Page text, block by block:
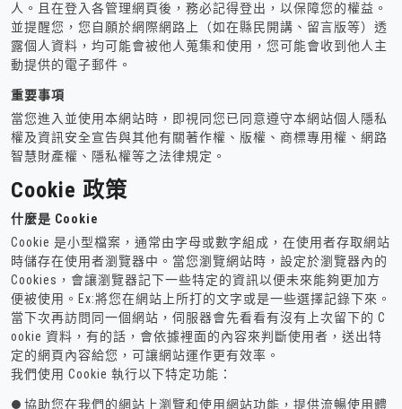
人。且在登入各管理網頁後，務必記得登出，以保障您的權益。
並提醒您，您自願於網際網路上（如在縣民開講、留言版等）透
露個人資料，均可能會被他人蒐集和使用，您可能會收到他人主
動提供的電子郵件。
重要事項
當您進入並使用本網站時，即視同您已同意遵守本網站個人隱私
權及資訊安全宣告與其他有關著作權、版權、商標專用權、網路
智慧財產權、隱私權等之法律規定。
Cookie 政策
什麼是 Cookie
Cookie 是小型檔案，通常由字母或數字組成，在使用者存取網站
時儲存在使用者瀏覽器中。當您瀏覽網站時，設定於瀏覽器內的
Cookies，會讓瀏覽器記下一些特定的資訊以便未來能夠更加方
便被使用。Ex:將您在網站上所打的文字或是一些選擇記錄下來。
當下次再訪問同一個網站，伺服器會先看看有沒有上次留下的 C
ookie 資料，有的話，會依據裡面的內容來判斷使用者，送出特
定的網頁內容給您，可讓網站運作更有效率。
我們使用 Cookie 執行以下特定功能：
協助您在我們的網站上瀏覽和使用網站功能，提供流暢使用體